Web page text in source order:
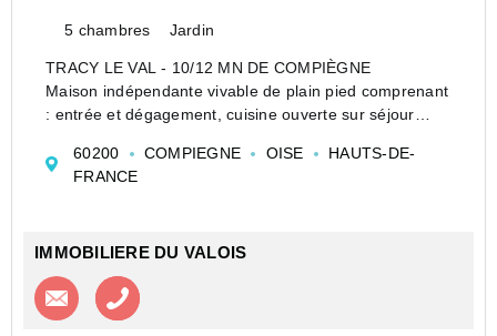
5 chambres Jardin
TRACY LE VAL - 10/12 MN DE COMPIÈGNE
Maison indépendante vivable de plain pied comprenant
: entrée et dégagement, cuisine ouverte sur séjour
privative et un Wc indépendant. Étage : palier, 3
chambres et un...
60200 COMPIEGNE OISE
HAUTS-DE-
FRANCE
IMMOBILIERE DU VALOIS
Contacter l'agence